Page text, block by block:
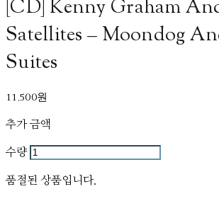
[CD] Kenny Graham
Satellites – Moondog
Suites
11,500원
추가 금액
수량
품절된 상품입니다.